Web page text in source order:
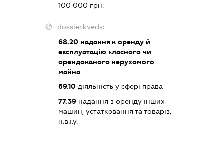
100 000 грн.
dossier.kveds:
68.20надання в оренду й
експлуатацію власного чи
орендованого нерухомого
майна
69.10діяльність у сфері права
77.39надання в оренду інших
машин, устатковання та товарів,
н.в.і.у.